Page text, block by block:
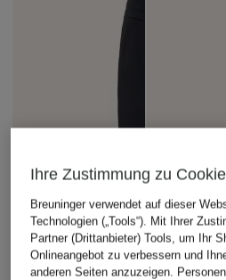
Ihre Zustimmung zu
Breuninger verwendet auf dieser
Technologien („Tools“). Mit Ihrer
Partner (Drittanbieter) Tools, um Ihr
Onlineangebot zu verbessern und
anderen Seiten anzuzeigen.